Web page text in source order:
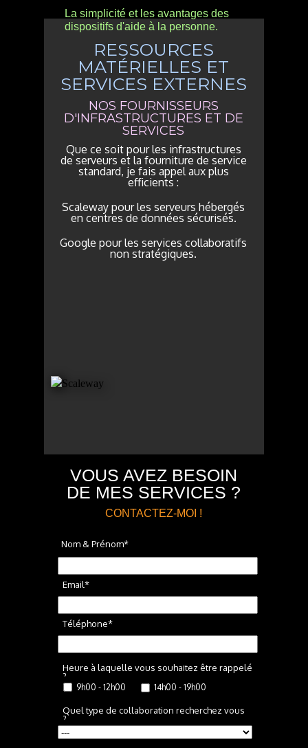
9h00 - 12h00 14h00 - 19h00
RESSOURCES
MATÉRIELLES ET
SERVICES EXTERNES
NOS FOURNISSEURS
D'INFRASTRUCTURES ET DE
SERVICES
Que ce soit pour les infrastructures
de serveurs et la fourniture de service
standard, je fais appel aux plus
efficients :
Scaleway pour les serveurs hébergés
en centres de données sécurisés.
Google pour les services collaboratifs
non stratégiques.
Nom & Prénom*
Email*
Téléphone*
Heure à laquelle vous souhaitez être rappelé
?
VOUS AVEZ BESOIN
DE MES SERVICES ?
CONTACTEZ-MOI !
Quel type de collaboration recherchez vous
?
La simplicité et les avantages des
dispositifs d'aide à la personne.